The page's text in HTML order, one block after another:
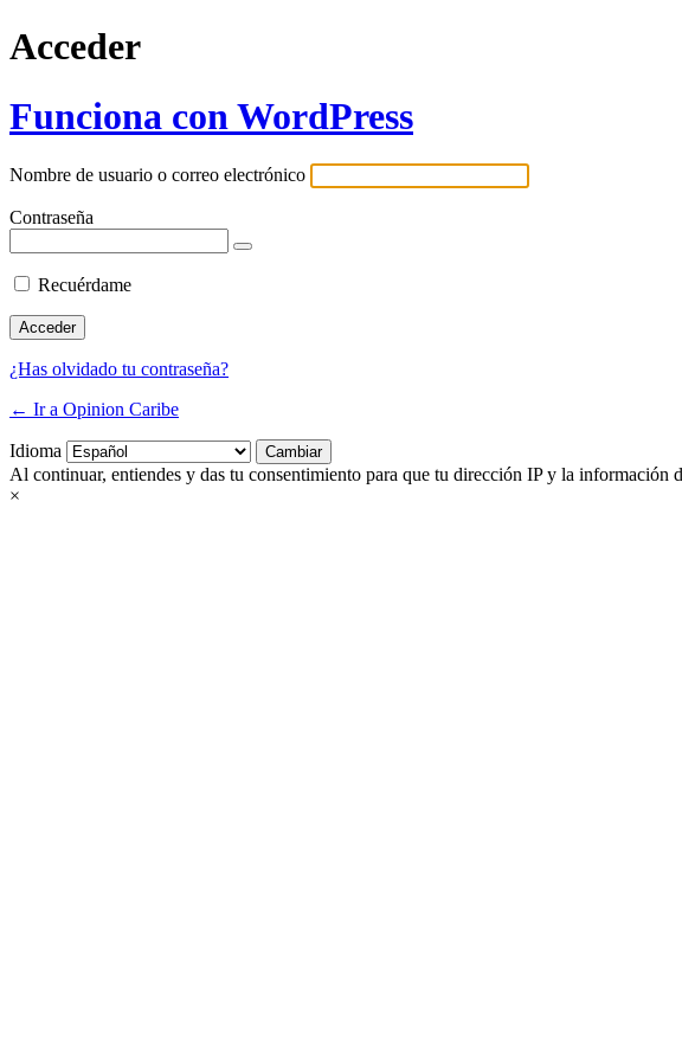
Acceder
Funciona con WordPress
Nombre de usuario o correo electrónico
Contraseña
Recuérdame
¿Has olvidado tu contraseña?
← Ir a Opinion Caribe
Idioma
Al continuar, entiendes y das tu consentimiento para que tu dirección IP y la información
×